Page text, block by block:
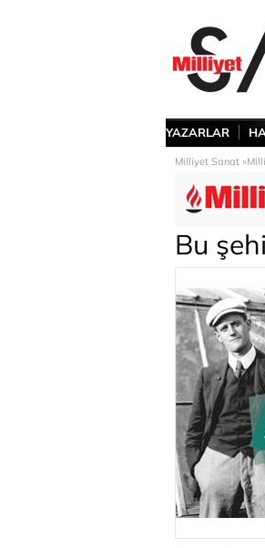
YAZARLAR
Milliyet Sanat »
Bu